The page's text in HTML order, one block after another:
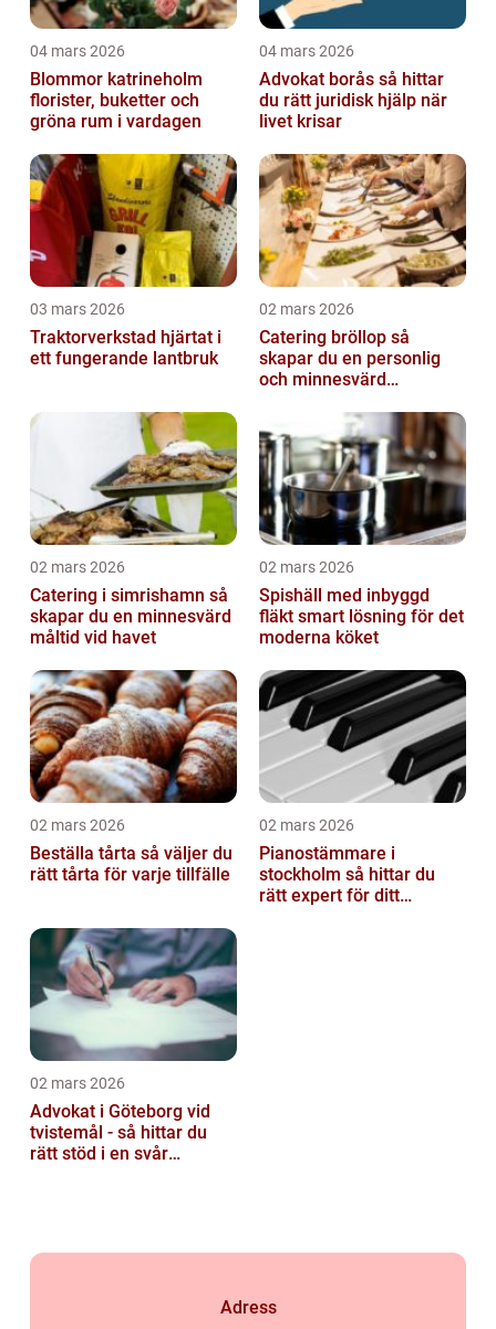
04 mars 2026
Blommor katrineholm
florister, buketter och
gröna rum i vardagen
04 mars 2026
Advokat borås så hittar
du rätt juridisk hjälp när
livet krisar
03 mars 2026
Traktorverkstad hjärtat i
ett fungerande lantbruk
02 mars 2026
Catering bröllop så
skapar du en personlig
och minnesvärd
02 mars 2026
Catering i simrishamn så
skapar du en minnesvärd
måltid vid havet
02 mars 2026
Spishäll med inbyggd
fläkt smart lösning för det
moderna köket
02 mars 2026
Beställa tårta så väljer du
rätt tårta för varje tillfälle
02 mars 2026
Pianostämmare i
stockholm så hittar du
rätt expert för ditt
02 mars 2026
Advokat i Göteborg vid
tvistemål - så hittar du
rätt stöd i en svår
Adress